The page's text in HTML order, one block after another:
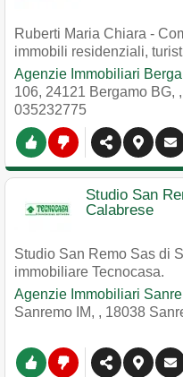
Ruberti Maria Chiara -
immobili residenziali,
Agenzie Immobiliari
106, 24121 Bergamo BG, ,
035232775
Studio San
Calabrese
Studio San Remo Sas di
immobiliare Tecnocasa.
Agenzie Immobiliari
Sanremo IM, , 18038